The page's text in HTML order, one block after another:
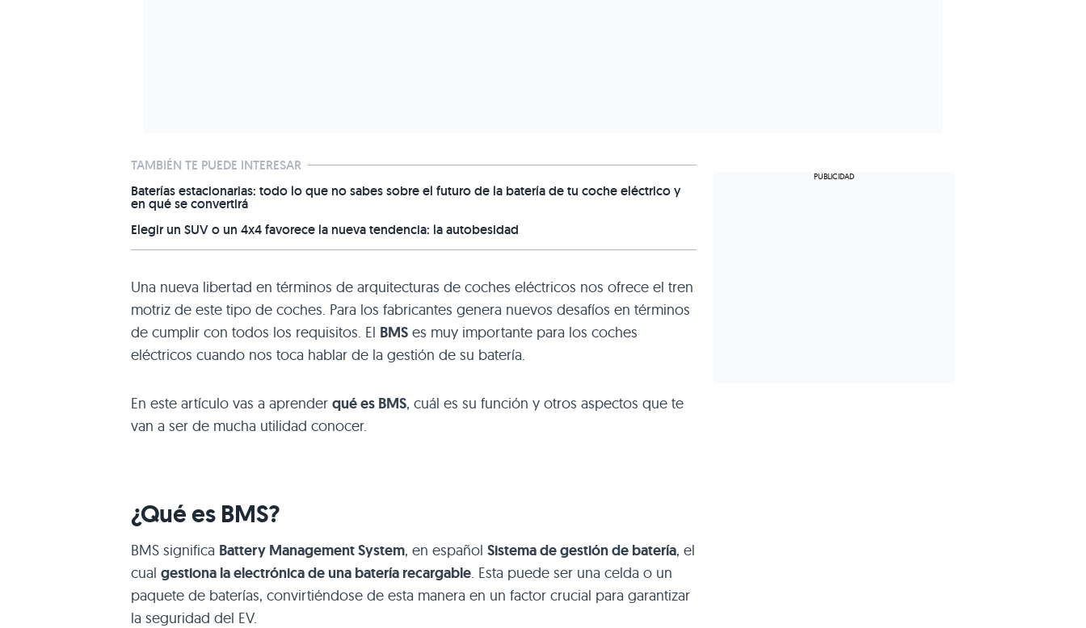
TAMBIÉN TE PUEDE INTERESAR
Baterías estacionarias: todo lo que no sabes sobre el futuro de la batería de tu coche eléctrico y
en qué se convertirá
Elegir un SUV o un 4x4 favorece la nueva tendencia: la autobesidad
Una nueva libertad en términos de arquitecturas de coches eléctricos nos ofrece el tren
motriz de este tipo de coches. Para los fabricantes genera nuevos desafíos en términos
de cumplir con todos los requisitos. El BMS es muy importante para los coches
eléctricos cuando nos toca hablar de la gestión de su batería.
En este artículo vas a aprender qué es BMS, cuál es su función y otros aspectos que te
van a ser de mucha utilidad conocer.
¿Qué es BMS?
BMS significa Battery Management System, en español Sistema de gestión de batería, el
cual gestiona la electrónica de una batería recargable. Esta puede ser una celda o un
paquete de baterías, convirtiéndose de esta manera en un factor crucial para garantizar
la seguridad del EV.